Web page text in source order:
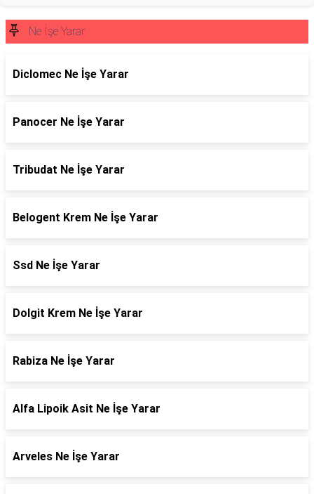
Ne İşe Yarar
Diclomec Ne İşe Yarar
Panocer Ne İşe Yarar
Tribudat Ne İşe Yarar
Belogent Krem Ne İşe Yarar
Ssd Ne İşe Yarar
Dolgit Krem Ne İşe Yarar
Rabiza Ne İşe Yarar
Alfa Lipoik Asit Ne İşe Yarar
Arveles Ne İşe Yarar